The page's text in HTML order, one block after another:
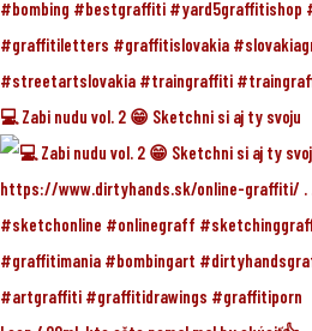
💻 Zabi nudu vol. 2 😁 Sketchni si aj ty svoju